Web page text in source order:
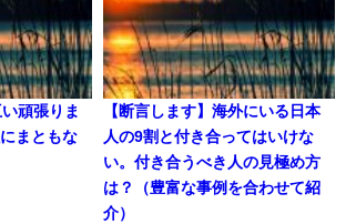
頑張りま
まともな
【断言します】海外にいる日本
人の9割と付き合ってはいけな
い。付き合うべき人の見極め方
は？（豊富な事例を合わせて紹
介）